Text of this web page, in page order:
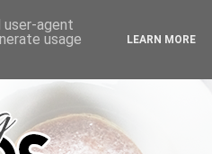
user-agent
usage
LEARN MORE